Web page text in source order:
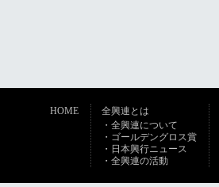
HOME
全興連とは
・全興連について
・ゴールデングロス賞
・日本興行ニュース
・全興連の活動